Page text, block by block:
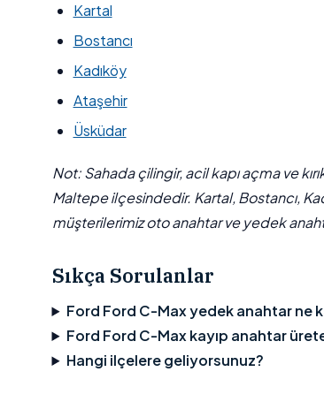
Kartal
Bostancı
Kadıköy
Ataşehir
Üsküdar
Not: Sahada çilingir, acil kapı açma ve
Maltepe ilçesindedir. Kartal, Bostancı,
müşterilerimiz oto anahtar ve yedek
Sıkça Sorulanlar
Ford Ford C-Max yedek anahtar ne
Ford Ford C-Max kayıp anahtar
Hangi ilçelere geliyorsunuz?